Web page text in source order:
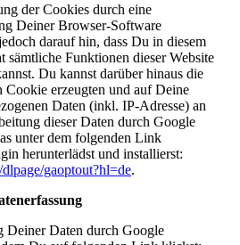
der Cookies durch eine
Deiner Browser-Software
darauf hin, dass Du in diesem
sämtliche Funktionen dieser Website
Du kannst darüber hinaus die
Cookie erzeugten und auf Deine
Daten (inkl. IP-Adresse) an
dieser Daten durch Google
unter dem folgenden Link
herunterlädst und installierst:
gaoptout?hl=de.
Deiner Daten durch Google